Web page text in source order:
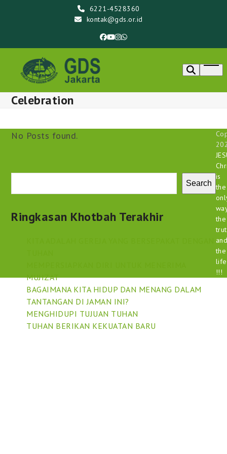
6221-4528360
kontak@gds.or.id
Facebook
YouTube
Instagram
Whatsapp
Celebration
No Posts found.
Search
Ringkasan Khotbah Terakhir
MUJIZAT
BAGAIMANA KITA HIDUP DAN MENANG DALAM
TANTANGAN DI JAMAN INI?
MENGHIDUPI TUJUAN TUHAN
TUHAN BERIKAN KEKUATAN BARU
is
the
the
the
life
!!!